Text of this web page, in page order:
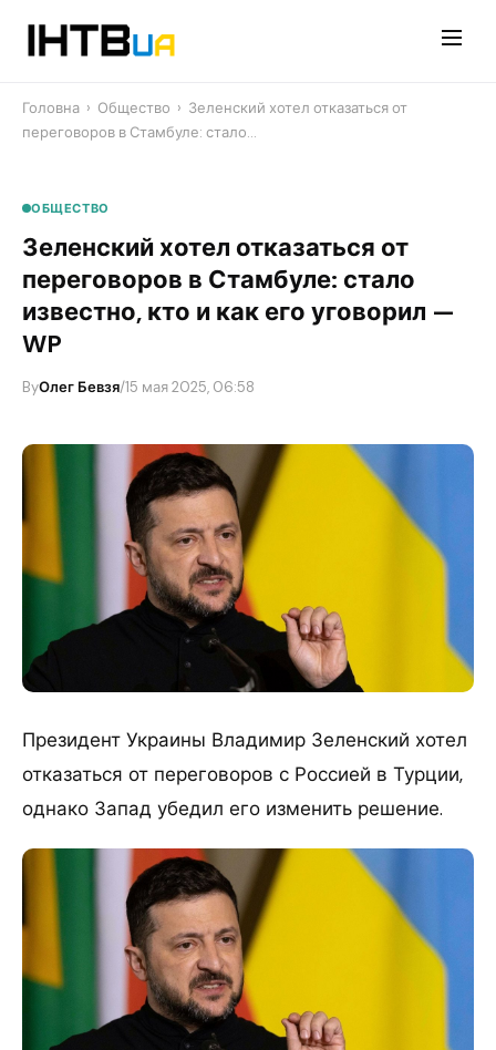
Головна › Общество › ​Зеленский хотел отказаться от
переговоров в Стамбуле: стало…
ОБЩЕСТВО
​Зеленский хотел отказаться от
переговоров в Стамбуле: стало
известно, кто и как его уговорил —
WP
ByОлег Бевзя/15 мая 2025, 06:58
Президент Украины Владимир Зеленский хотел
отказаться от переговоров с Россией в Турции,
однако Запад убедил его изменить решение.